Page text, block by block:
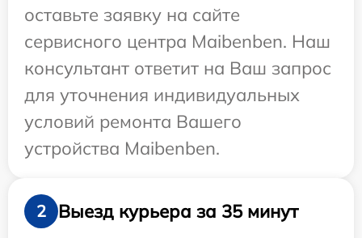
оставьте заявку на сайте
сервисного центра Maibenben. Наш
консультант ответит на Ваш запрос
для уточнения индивидуальных
условий ремонта Вашего
устройства Maibenben.
2 Выезд курьера за 35 минут